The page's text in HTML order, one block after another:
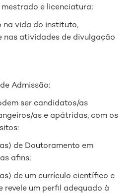
e licenciatura;
na vida do instituto,
nas atividades de divulgação
Admissão:
ser candidatos/as
as e apátridas, com os
de Doutoramento em
afins;
de um currículo científico e
revele um perfil adequado à